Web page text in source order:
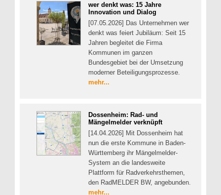
wer denkt was: 15 Jahre
Innovation und Dialog
[07.05.2026] Das Unternehmen wer
denkt was feiert Jubiläum: Seit 15
Jahren begleitet die Firma
Kommunen im ganzen
Bundesgebiet bei der Umsetzung
moderner Beteiligungsprozesse.
mehr...
Dossenheim: Rad- und
Mängelmelder verknüpft
[14.04.2026] Mit Dossenheim hat
nun die erste Kommune in Baden-
Württemberg ihr Mängelmelder-
System an die landesweite
Plattform für Radverkehrsthemen,
den RadMELDER BW, angebunden.
mehr...